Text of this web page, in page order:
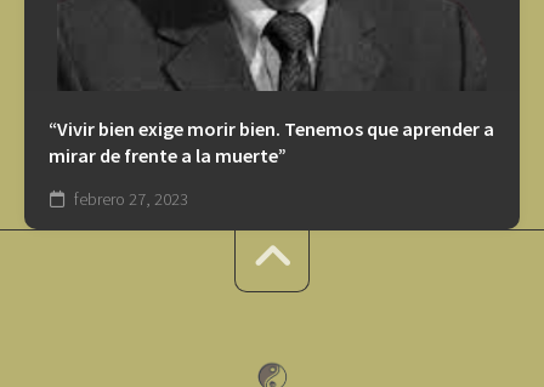
“Vivir bien exige morir bien. Tenemos que aprender a
mirar de frente a la muerte”
febrero 27, 2023